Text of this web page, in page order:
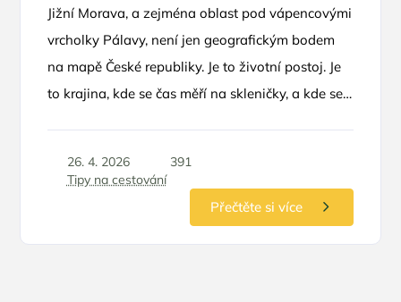
Jižní Morava, a zejména oblast pod vápencovými
vrcholky Pálavy, není jen geografickým bodem
na mapě České republiky. Je to životní postoj. Je
to krajina, kde se čas měří na skleničky, a kde se
koloběhu, není lepší volby než se ubytovat přímo
u zdroje – v penzionech, které jsou přímou
součástí vinných sklípků. Tento zážitek v sobě
26. 4. 2026
391
Tipy na cestování
Přečtěte si více